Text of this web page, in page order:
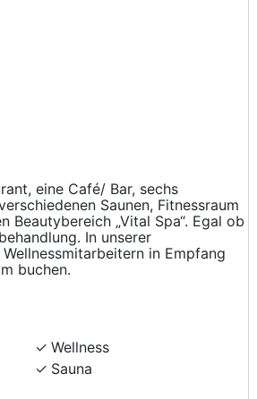
eine Café/ Bar, sechs
Saunen, Fitnessraum
„Vital Spa“. Egal ob
In unserer
in Empfang
buchen.
Wellness
Sauna